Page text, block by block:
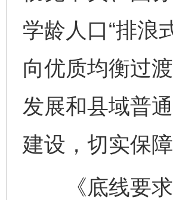
学龄人口“排浪
向优质均衡过
发展和县域普
建设，切实保
《底线要求